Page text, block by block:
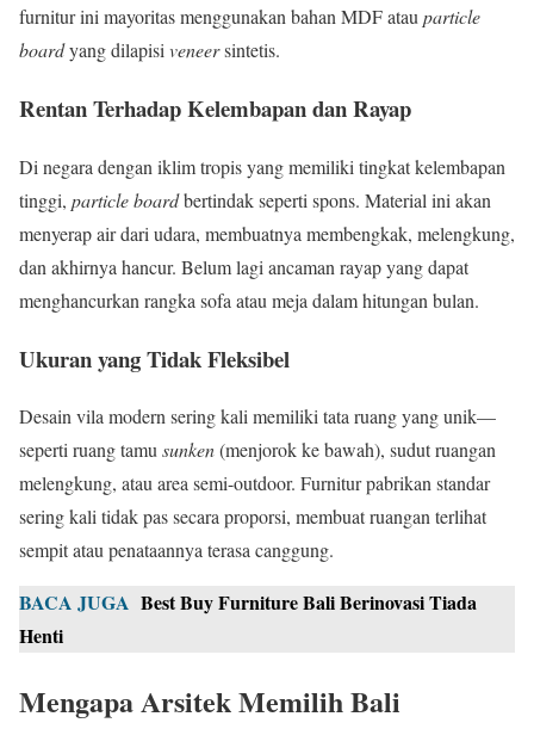
furnitur ini mayoritas menggunakan bahan MDF atauparticle
boardyang dilapisiveneersintetis.
Rentan Terhadap Kelembapan dan Rayap
Di negara dengan iklim tropis yang memiliki tingkat kelembapan
tinggi, particle boardbertindak seperti spons. Material ini akan
menyerap air dari udara, membuatnya membengkak, melengkung,
dan akhirnya hancur. Belum lagi ancaman rayap yang dapat
menghancurkan rangka sofa atau meja dalam hitungan bulan.
Ukuran yang Tidak Fleksibel
Desain vila modern sering kali memiliki tata ruang yang unik—
seperti ruang tamusunken(menjorok ke bawah), sudut ruangan
melengkung, atau area semi-outdoor. Furnitur pabrikan standar
sering kali tidak pas secara proporsi, membuat ruangan terlihat
sempit atau penataannya terasa canggung.
BACA JUGA Best Buy Furniture Bali Berinovasi Tiada
Henti
Mengapa Arsitek Memilih Bali